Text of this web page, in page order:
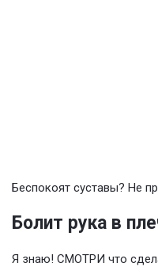
Беспокоят суставы? Не
Болит рука в
Я знаю! СМОТРИ что